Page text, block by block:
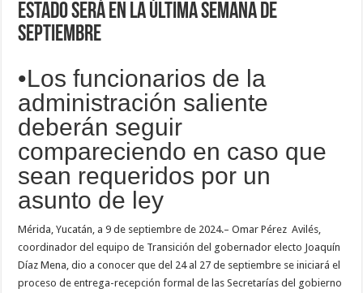
Estado será en la última semana de
septiembre
•Los funcionarios de la
administración saliente
deberán seguir
compareciendo en caso que
sean requeridos por un
asunto de ley
Mérida, Yucatán, a 9 de septiembre de 2024.– Omar Pérez Avilés,
coordinador del equipo de Transición del gobernador electo Joaquín
Díaz Mena, dio a conocer que del 24 al 27 de septiembre se iniciará el
proceso de entrega-recepción formal de las Secretarías del gobierno